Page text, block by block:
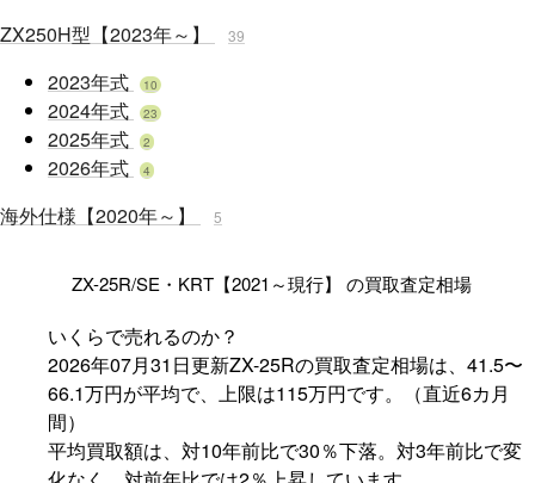
ZX250H型【2023年～】 39
2023年式 10
2024年式 23
2025年式 2
2026年式 4
海外仕様【2020年～】 5
ZX-25R/SE・KRT【2021～現行】 の買取査定相場
いくらで売れるのか？
2026年07月31日更新ZX-25Rの買取査定相場は、 41.5〜
66.1万円が平均で、上限は115万円です。（直近6カ月
間）
平均買取額は、対10年前比で30％下落。対3年前比で変